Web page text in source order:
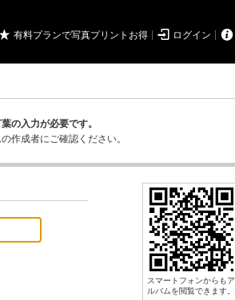
★ 有料プランで写真プリントお得  ログイン 
の入力が必要です。
作成者にご確認ください。
スマートフォンからもア
ルバムを閲覧できます。